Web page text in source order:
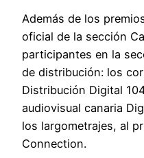
Además de los
oficial de la sección
participantes en la
de distribución: los
Distribución Digital
audiovisual canaria
los largometrajes, al
Connection.